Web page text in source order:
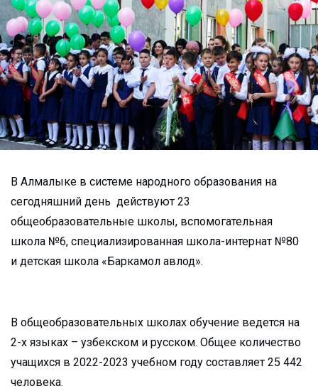
В Алмалыке в системе народного образования на
сегодняшний день действуют 23
общеобразовательные школы, вспомогательная
школа №6, специализированная школа-интернат №80
и детская школа «Баркамол авлод».
В общеобразовательных школах обучение ведется на
2-х языках – узбекском и русском. Общее количество
учащихся в 2022-2023 учебном году составляет 25 442
человека.